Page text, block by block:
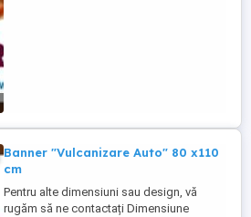
Banner "Vulcanizare Auto" 80 x110
cm
Pentru alte dimensiuni sau design, vă
rugăm să ne contactați Dimensiune